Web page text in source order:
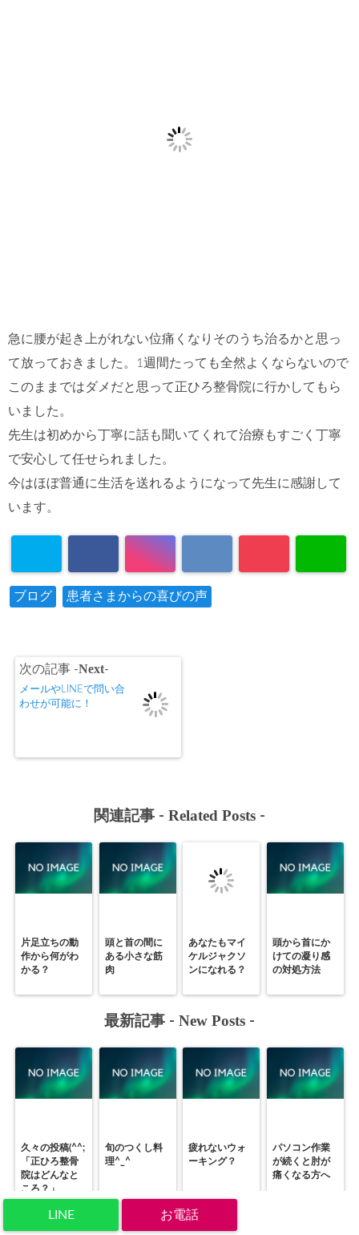
LINE
急に腰が起き上がれない位痛くなりそのうち治るかと思っ
て放っておきました。1週間たっても全然よくならないので
このままではダメだと思って正ひろ整骨院に行かしてもら
いました。
先生は初めから丁寧に話も聞いてくれて治療もすごく丁寧
で安心して任せられました。
今はほぼ普通に生活を送れるようになって先生に感謝して
います。
defined array
se55/masah
iro-seikotsu.
_html/wp-c
s-count-cac
he.php
ブログ 患者さまからの喜びの声
次の記事 -Next-
メールやLINEで問い合
わせが可能に！
関連記事 - Related Posts -
片足立ちの動
作から何がわ
かる？
頭と首の間に
ある小さな筋
肉
あなたもマイ
ケルジャクソ
ンになれる？
頭から首にか
けての凝り感
の対処方法
最新記事 - New Posts -
久々の投稿(^^;
「正ひろ整骨
院はどんなと
ころ？」
旬のつくし料
理^_^
疲れないウォ
ーキング？
パソコン作業
が続くと肘が
痛くなる方へ